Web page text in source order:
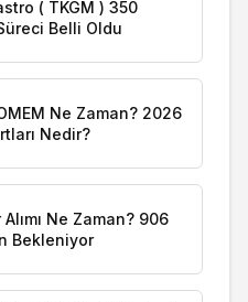
( TKGM ) 350
Belli Oldu
Ne Zaman? 2026
Nedir?
Ne Zaman? 906
Bekleniyor